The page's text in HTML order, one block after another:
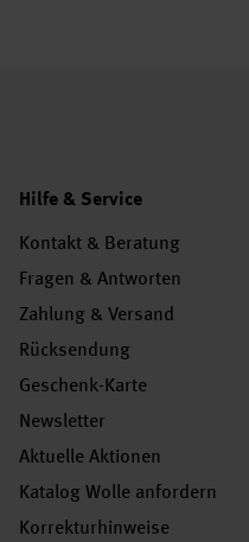
Hilfe & Service
Kontakt & Beratung
Fragen & Antworten
Zahlung & Versand
Rücksendung
Geschenk-Karte
Newsletter
Aktuelle Aktionen
Katalog Wolle anfordern
Korrekturhinweise